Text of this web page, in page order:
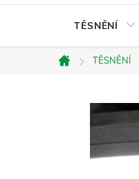
TĚSNĚNÍ
Domů
TĚSNĚNÍ